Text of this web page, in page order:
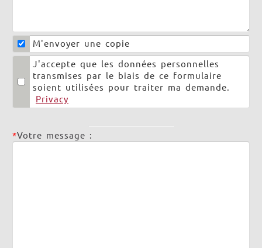
M'envoyer une copie
J'accepte que les données personnelles
transmises par le biais de ce formulaire
soient utilisées pour traiter ma demande.
Privacy
*Votre message :